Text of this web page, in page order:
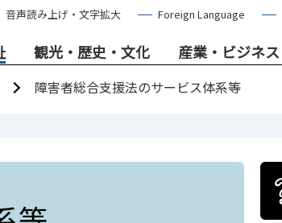
音声読み上げ・文字拡大 Foreign Language
観光・歴史・文化 産業・ビジネス
障害者総合支援法のサービス体系等